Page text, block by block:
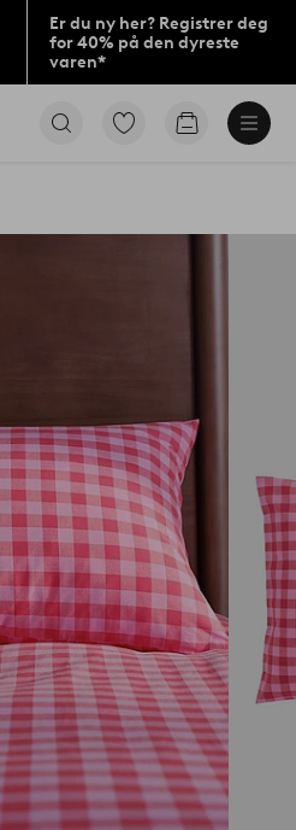
Er du ny her? Registrer deg
for 40% på den dyreste
varen*
Gå
Gå